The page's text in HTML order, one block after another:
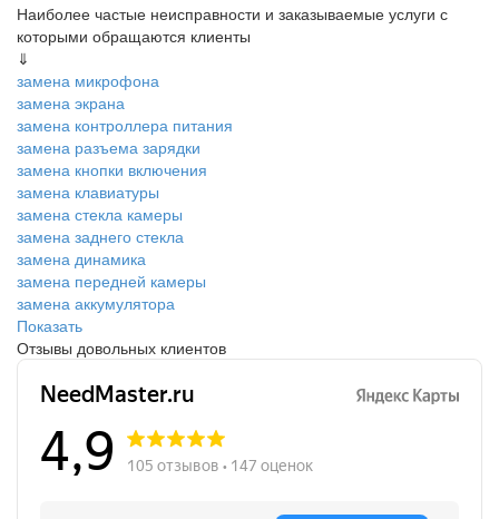
Наиболее частые неисправности и заказываемые услуги с
которыми обращаются клиенты
⇓
замена микрофона
замена экрана
замена контроллера питания
замена разъема зарядки
замена кнопки включения
замена клавиатуры
замена стекла камеры
замена заднего стекла
замена динамика
замена передней камеры
замена аккумулятора
Показать
Отзывы довольных клиентов